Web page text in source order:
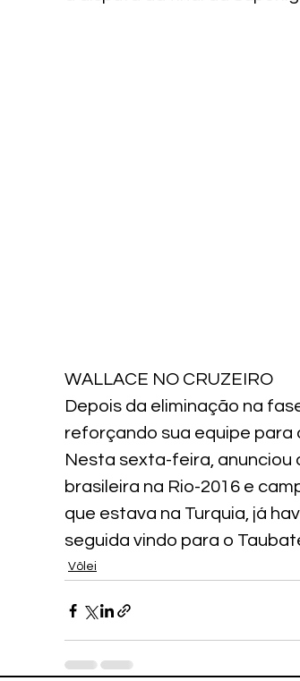
WALLACE NO CRUZEIRO
Depois da eliminação na
reforçando sua equipe para
Nesta sexta-feira, anunciou
brasileira na Rio-2016 e
que estava na Turquia, já
seguida vindo para o
Vôlei